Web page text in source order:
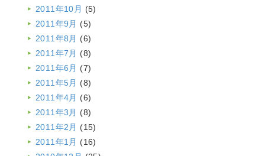
2011年10月 (5)
2011年9月 (5)
2011年8月 (6)
2011年7月 (8)
2011年6月 (7)
2011年5月 (8)
2011年4月 (6)
2011年3月 (8)
2011年2月 (15)
2011年1月 (16)